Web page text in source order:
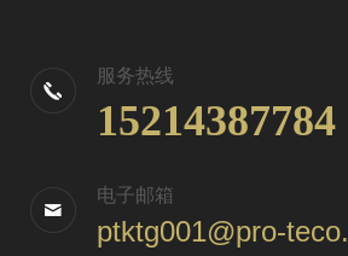
服务热线
15214387784
电子邮箱
ptktg001@pro-